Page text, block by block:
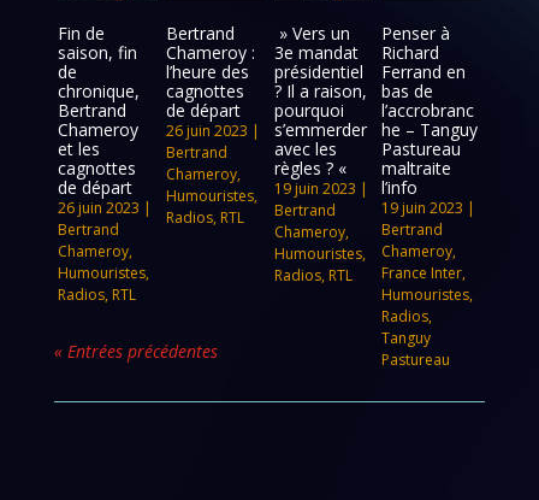
Fin de
saison, fin
de
chronique,
Bertrand
Chameroy
et les
cagnottes
de départ
26 juin 2023 |
Bertrand
Chameroy,
Humouristes,
Radios, RTL
Bertrand
Chameroy :
l’heure des
cagnottes
de départ
26 juin 2023 |
Bertrand
Chameroy,
Humouristes,
Radios, RTL
» Vers un
3e mandat
présidentiel
? Il a raison,
pourquoi
s’emmerder
avec les
règles ? «
19 juin 2023 |
Bertrand
Chameroy,
Humouristes,
Radios, RTL
Penser à
Richard
Ferrand en
bas de
l’accrobranc
he – Tanguy
Pastureau
maltraite
l’info
19 juin 2023 |
Bertrand
Chameroy,
France Inter,
Humouristes,
Radios,
Tanguy
Pastureau
« Entrées précédentes